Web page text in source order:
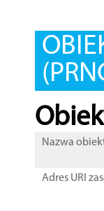
Nazwa
Adres URI